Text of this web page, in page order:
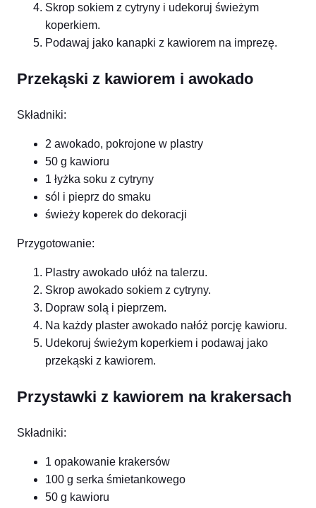
Skrop sokiem z cytryny i udekoruj świeżym
koperkiem.
Podawaj jako kanapki z kawiorem na imprezę.
Przekąski z kawiorem i awokado
Składniki:
2 awokado, pokrojone w plastry
50 g kawioru
1 łyżka soku z cytryny
sól i pieprz do smaku
świeży koperek do dekoracji
Przygotowanie:
Plastry awokado ułóż na talerzu.
Skrop awokado sokiem z cytryny.
Dopraw solą i pieprzem.
Na każdy plaster awokado nałóż porcję kawioru.
Udekoruj świeżym koperkiem i podawaj jako
przekąski z kawiorem.
Przystawki z kawiorem na krakersach
Składniki:
1 opakowanie krakersów
100 g serka śmietankowego
50 g kawioru